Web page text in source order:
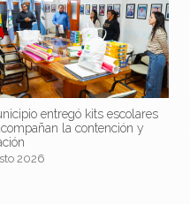
entregó kits escolares
la contención y
2026